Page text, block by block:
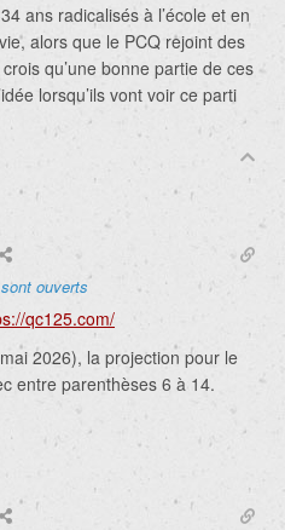
ans radicalisés à l’école et en
alors que le PCQ rejoint des
qu’une bonne partie de ces
lorsqu’ils vont voir ce parti
ouverts
qc125.com/
2026), la projection pour le
entre parenthèses 6 à 14.